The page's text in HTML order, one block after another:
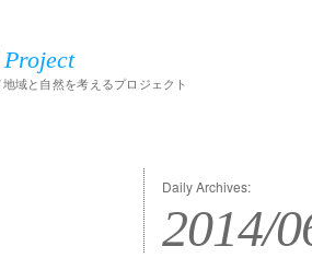
域と自然を考えるプロジェクト
Daily Archives:
2014/